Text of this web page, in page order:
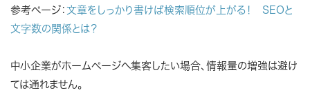
参考ページ： 文章をしっかり書けば検索順位が上がる！ SEOと
文字数の関係とは？
中小企業がホームページへ集客したい場合、情報量の増強は避け
ては通れません。